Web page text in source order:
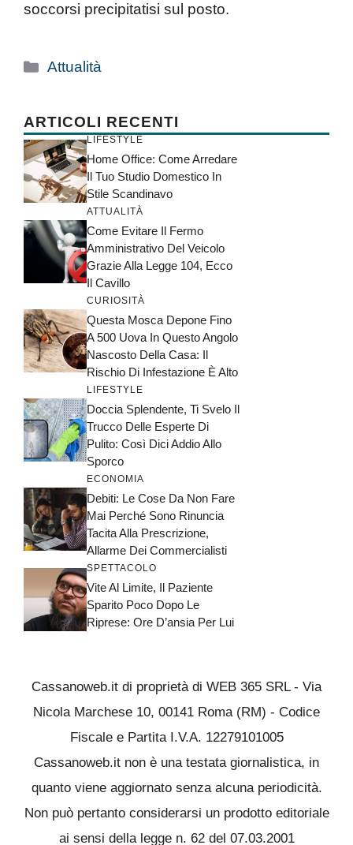
soccorsi precipitatisi sul posto.
Categorie
Attualità
ARTICOLI RECENTI
LIFESTYLE
Home Office: Come Arredare
Il Tuo Studio Domestico In
Stile Scandinavo
ATTUALITÀ
Come Evitare Il Fermo
Amministrativo Del Veicolo
Grazie Alla Legge 104, Ecco
Il Cavillo
CURIOSITÀ
Questa Mosca Depone Fino
A 500 Uova In Questo Angolo
Nascosto Della Casa: Il
Rischio Di Infestazione È Alto
LIFESTYLE
Doccia Splendente, Ti Svelo Il
Trucco Delle Esperte Di
Pulito: Così Dici Addio Allo
Sporco
ECONOMIA
Debiti: Le Cose Da Non Fare
Mai Perché Sono Rinuncia
Tacita Alla Prescrizione,
Allarme Dei Commercialisti
SPETTACOLO
Vite Al Limite, Il Paziente
Sparito Poco Dopo Le
Riprese: Ore D’ansia Per Lui
Cassanoweb.it di proprietà di WEB 365 SRL - Via
Nicola Marchese 10, 00141 Roma (RM) - Codice
Fiscale e Partita I.V.A. 12279101005
Cassanoweb.it non è una testata giornalistica, in
quanto viene aggiornato senza alcuna periodicità.
Non può pertanto considerarsi un prodotto editoriale
ai sensi della legge n. 62 del 07.03.2001